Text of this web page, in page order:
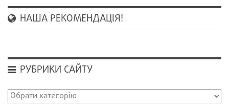
НАША РЕКОМЕНДАЦІЯ!
РУБРИКИ САЙТУ
Рубрики